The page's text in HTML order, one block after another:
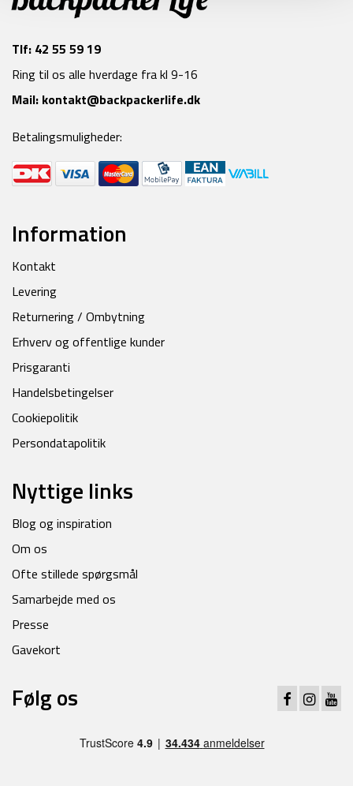
Tlf: 42 55 59 19
Ring til os alle hverdage fra kl 9-16
Mail: kontakt@backpackerlife.dk
Betalingsmuligheder:
Information
Kontakt
Levering
Returnering / Ombytning
Erhverv og offentlige kunder
Prisgaranti
Handelsbetingelser
Cookiepolitik
Persondatapolitik
Nyttige links
Blog og inspiration
Om os
Ofte stillede spørgsmål
Samarbejde med os
Presse
Gavekort
Følg os